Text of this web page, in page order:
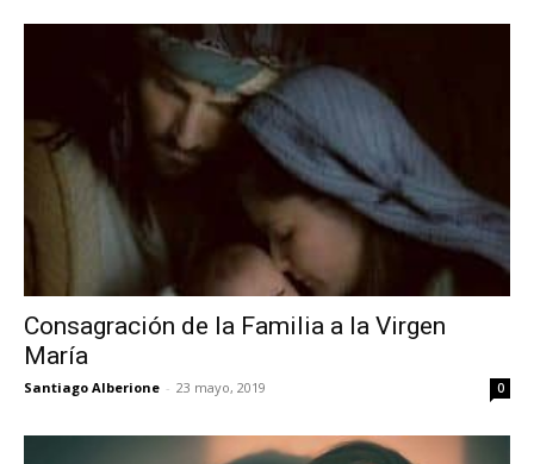
Consagración de la Familia a la Virgen
María
Santiago Alberione - 23 mayo, 2019 0